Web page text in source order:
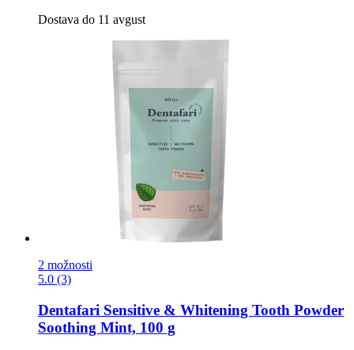
Dostava do 11 avgust
2 možnosti
5.0 (3)
Dentafari Sensitive & Whitening Tooth Powder
Soothing Mint, 100 g